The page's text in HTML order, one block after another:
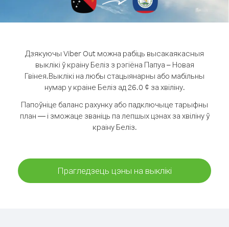
Дзякуючы Viber Out можна рабіць высакаякасныя
выклікі ў краіну Беліз з рэгіёна Папуа – Новая
Гвінея.Выклікі на любы стацыянарны або мабільны
нумар у краіне Беліз ад 26.0 ¢ за хвіліну.
Папоўніце баланс рахунку або падключыце тарыфны
план — і зможаце званіць па лепшых цэнах за хвіліну ў
краіну Беліз.
Прагледзець цэны на выклікі